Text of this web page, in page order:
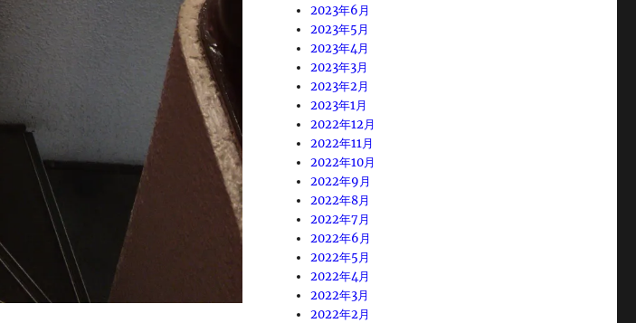
2023年6月
2023年5月
2023年4月
2023年3月
2023年2月
2023年1月
2022年12月
2022年11月
2022年10月
2022年9月
2022年8月
2022年7月
2022年6月
2022年5月
2022年4月
2022年3月
2022年2月